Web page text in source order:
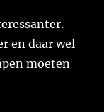
en daar wel
moeten